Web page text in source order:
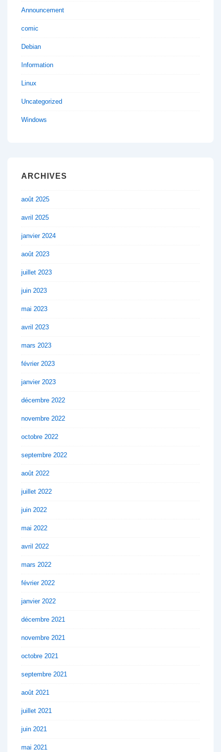
Announcement
comic
Debian
Information
Linux
Uncategorized
Windows
ARCHIVES
août 2025
avril 2025
janvier 2024
août 2023
juillet 2023
juin 2023
mai 2023
avril 2023
mars 2023
février 2023
janvier 2023
décembre 2022
novembre 2022
octobre 2022
septembre 2022
août 2022
juillet 2022
juin 2022
mai 2022
avril 2022
mars 2022
février 2022
janvier 2022
décembre 2021
novembre 2021
octobre 2021
septembre 2021
août 2021
juillet 2021
juin 2021
mai 2021